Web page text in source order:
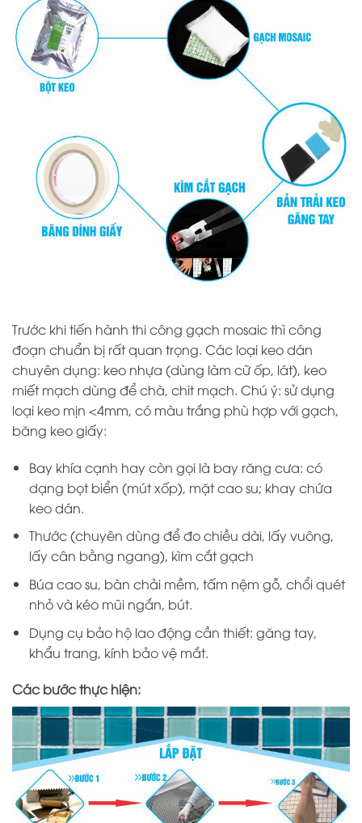
Trước khi tiến hành thi công gạch mosaic thì công
đoạn chuẩn bị rất quan trọng. Các loại keo dán
chuyên dụng: keo nhựa (dùng làm cữ ốp, lát), keo
miết mạch dùng để chà, chit mạch. Chú ý: sử dụng
loại keo mịn <4mm, có màu trắng phù hợp với gạch,
băng keo giấy:
Bay khía cạnh hay còn gọi là bay răng cưa: có
dạng bọt biển (mút xốp), mặt cao su; khay chứa
keo dán.
Thước (chuyên dùng để đo chiều dài, lấy vuông,
lấy cân bằng ngang), kìm cắt gạch
Búa cao su, bàn chải mềm, tấm nệm gỗ, chổi quét
nhỏ và kéo mũi ngắn, bút.
Dụng cụ bảo hộ lao động cần thiết: găng tay,
khẩu trang, kính bảo vệ mắt.
Các bước thực hiện: